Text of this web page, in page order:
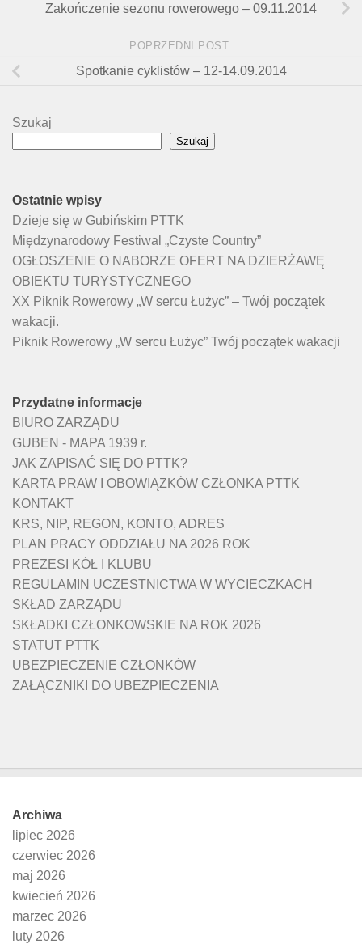
Zakończenie sezonu rowerowego – 09.11.2014
POPRZEDNI POST
Spotkanie cyklistów – 12-14.09.2014
Szukaj
Szukaj
Ostatnie wpisy
Dzieje się w Gubińskim PTTK
Międzynarodowy Festiwal „Czyste Country”
OGŁOSZENIE O NABORZE OFERT NA DZIERŻAWĘ
OBIEKTU TURYSTYCZNEGO
XX Piknik Rowerowy „W sercu Łużyc” – Twój początek
wakacji.
Piknik Rowerowy „W sercu Łużyc” Twój początek wakacji
Przydatne informacje
BIURO ZARZĄDU
GUBEN - MAPA 1939 r.
JAK ZAPISAĆ SIĘ DO PTTK?
KARTA PRAW I OBOWIĄZKÓW CZŁONKA PTTK
KONTAKT
KRS, NIP, REGON, KONTO, ADRES
PLAN PRACY ODDZIAŁU NA 2026 ROK
PREZESI KÓŁ I KLUBU
REGULAMIN UCZESTNICTWA W WYCIECZKACH
SKŁAD ZARZĄDU
SKŁADKI CZŁONKOWSKIE NA ROK 2026
STATUT PTTK
UBEZPIECZENIE CZŁONKÓW
ZAŁĄCZNIKI DO UBEZPIECZENIA
Archiwa
lipiec 2026
czerwiec 2026
maj 2026
kwiecień 2026
marzec 2026
luty 2026